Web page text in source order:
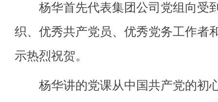
杨华首先代表集团公司党组向受
织、优秀共产党员、优秀党务工作者
示热烈祝贺。
杨华讲的党课从中国共产党的初